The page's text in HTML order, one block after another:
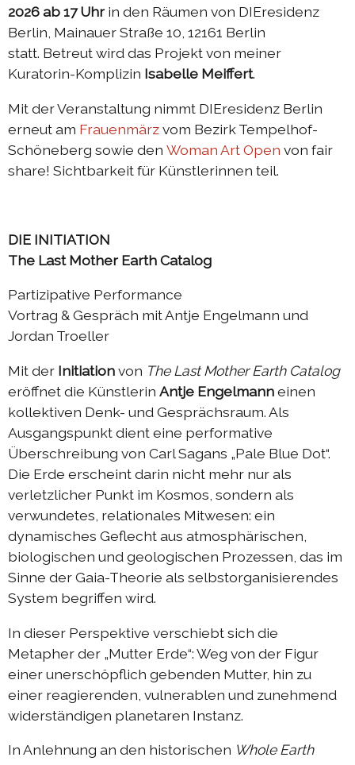
2026 ab 17 Uhrin den Räumen von DIEresidenz
Berlin, Mainauer Straße 10, 12161 Berlin
statt. Betreut wird das Projekt von meiner
Kuratorin-Komplizin Isabelle Meiffert.
Mit der Veranstaltung nimmt DIEresidenz Berlin
erneut am Frauenmärzvom Bezirk Tempelhof-
Schöneberg sowie den Woman Art Open von fair
share! Sichtbarkeit für Künstlerinnen teil.
DIE INITIATION
The Last Mother Earth Catalog
Partizipative Performance
Vortrag & Gespräch mit Antje Engelmann und
Jordan Troeller
Mit der Initiationvon The Last Mother Earth Catalog
eröffnet die Künstlerin Antje Engelmanneinen
kollektiven Denk- und Gesprächsraum. Als
Ausgangspunkt dient eine performative
Überschreibung von Carl Sagans „Pale Blue Dot“.
Die Erde erscheint darin nicht mehr nur als
verletzlicher Punkt im Kosmos, sondern als
verwundetes, relationales Mitwesen: ein
dynamisches Geflecht aus atmosphärischen,
biologischen und geologischen Prozessen, das im
Sinne der Gaia-Theorie als selbstorganisierendes
System begriffen wird.
In dieser Perspektive verschiebt sich die
Metapher der „Mutter Erde“: Weg von der Figur
einer unerschöpflich gebenden Mutter, hin zu
einer reagierenden, vulnerablen und zunehmend
widerständigen planetaren Instanz.
In Anlehnung an den historischen Whole Earth